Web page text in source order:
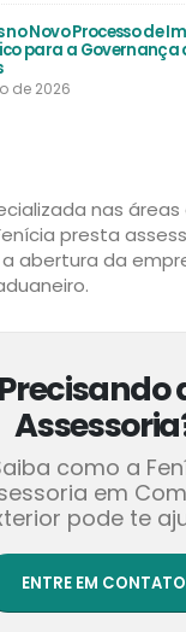
no Novo Processo de
para a
de 2026
presta
abertura da
Precisando
Saiba como a
em
pode te